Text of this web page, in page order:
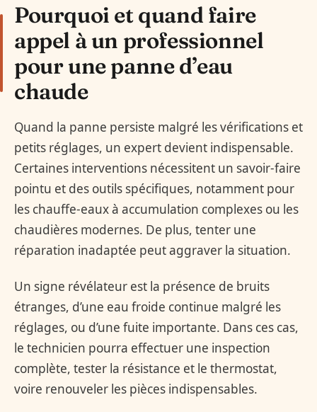
Pourquoi et quand faire
appel à un professionnel
pour une panne d’eau
chaude
Quand la panne persiste malgré les vérifications et
petits réglages, un expert devient indispensable.
Certaines interventions nécessitent un savoir-faire
pointu et des outils spécifiques, notamment pour
les chauffe-eaux à accumulation complexes ou les
chaudières modernes. De plus, tenter une
réparation inadaptée peut aggraver la situation.
Un signe révélateur est la présence de bruits
étranges, d’une eau froide continue malgré les
réglages, ou d’une fuite importante. Dans ces cas,
le technicien pourra effectuer une inspection
complète, tester la résistance et le thermostat,
voire renouveler les pièces indispensables.